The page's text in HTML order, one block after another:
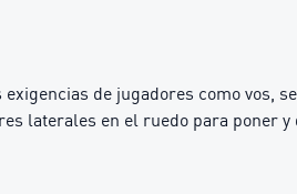
de jugadores como vos,
laterales en el ruedo para poner y